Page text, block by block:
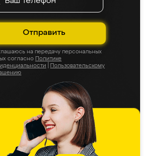
Отправить
на передачу персональных
согласно Политике
Пользовательскому